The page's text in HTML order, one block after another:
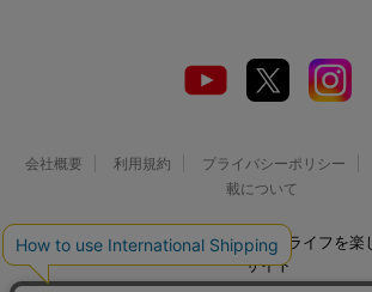
会社概要 利用規約 プライバシーポリシー
載について
© 2026 Watch LIFE NEWS｜ウオッチライフを楽
サイト